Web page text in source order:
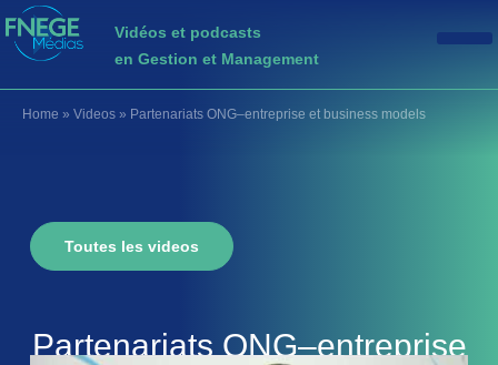
Vidéos et podcasts
en Gestion et Management
Home » Videos » Partenariats ONG–entreprise et business models
Toutes les videos
Partenariats ONG–entreprise